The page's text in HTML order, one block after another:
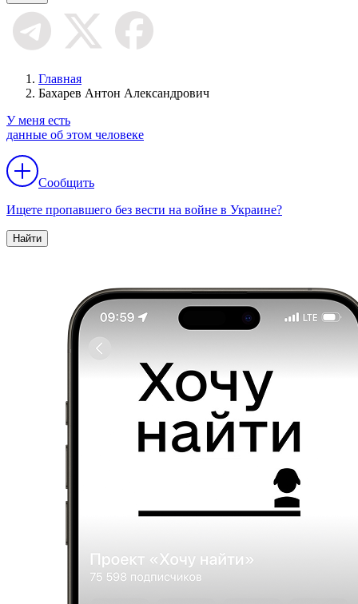
Главная
Бахарев Антон Александрович
У меня есть
данные об этом человеке
Сообщить
Ищете пропавшего без вести на войне в Украине?
Найти